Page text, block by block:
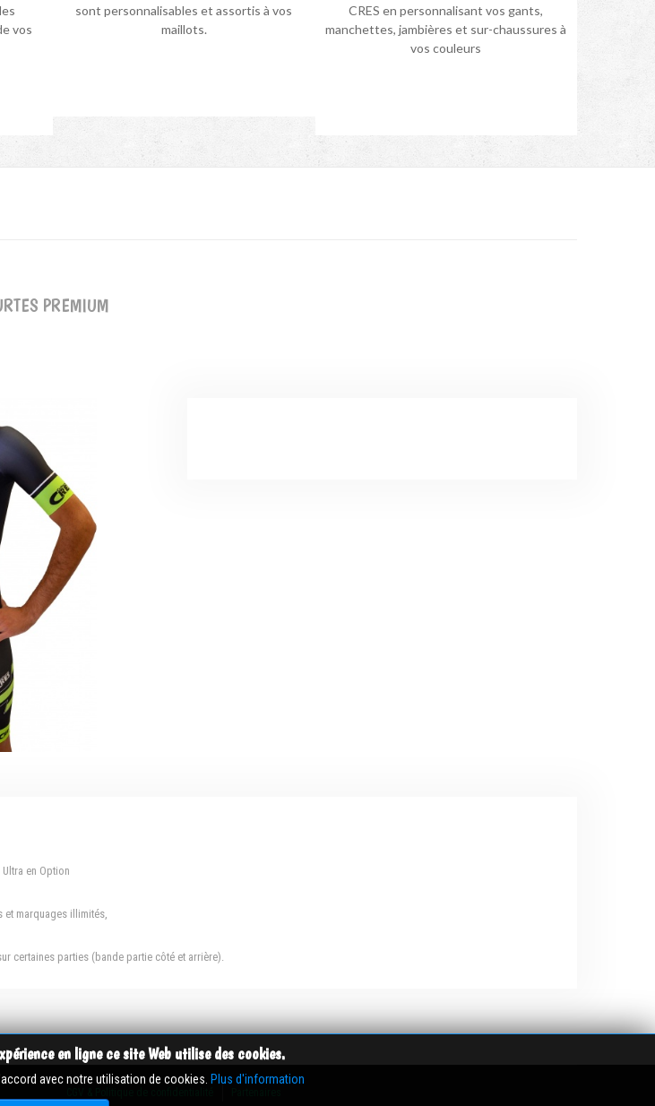
vos
sont personnalisables et assortis à vos
maillots.
CRES en personnalisant vos gants,
manchettes, jambières et sur-chaussures à
vos couleurs
PREMIUM
en Option
et marquages illimités,
certaines parties (bande partie côté et arrière).
en ligne ce site Web utilise des cookies.
avec notre utilisation de cookies. Plus d'information